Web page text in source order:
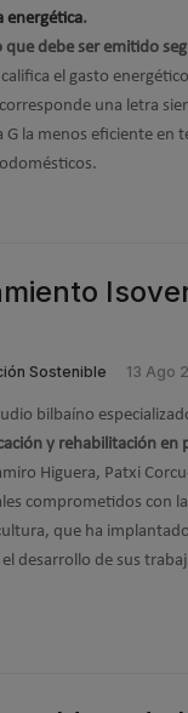
energética.
que debe ser emitido
el gasto
una letra
la menos eficiente en
Sostenible 13 Ago
bilbaíno
y rehabilitación en
Higuera, Patxi
comprometidos con
que ha
desarrollo de sus